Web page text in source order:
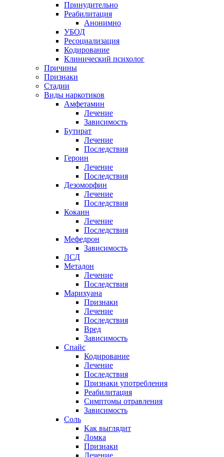
Принудительно
Реабилитация
Анонимно
УБОД
Ресоциализация
Кодирование
Клинический психолог
Причины
Признаки
Стадии
Виды наркотиков
Амфетамин
Лечение
Зависимость
Бутират
Лечение
Последствия
Героин
Лечение
Последствия
Дезоморфин
Лечение
Последствия
Кокаин
Лечение
Последствия
Мефедрон
Зависимость
ЛСД
Метадон
Лечение
Последствия
Марихуана
Признаки
Лечение
Последствия
Вред
Зависимость
Спайс
Кодирование
Лечение
Последствия
Признаки употребления
Реабилитация
Симптомы отравления
Зависимость
Соль
Как выглядит
Ломка
Признаки
Лечение